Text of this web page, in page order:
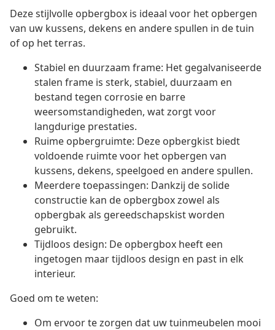
Deze stijlvolle opbergbox is ideaal voor het opbergen
van uw kussens, dekens en andere spullen in de tuin
of op het terras.
Stabiel en duurzaam frame: Het gegalvaniseerde
stalen frame is sterk, stabiel, duurzaam en
bestand tegen corrosie en barre
weersomstandigheden, wat zorgt voor
langdurige prestaties.
Ruime opbergruimte: Deze opbergkist biedt
voldoende ruimte voor het opbergen van
kussens, dekens, speelgoed en andere spullen.
Meerdere toepassingen: Dankzij de solide
constructie kan de opbergbox zowel als
opbergbak als gereedschapskist worden
gebruikt.
Tijdloos design: De opbergbox heeft een
ingetogen maar tijdloos design en past in elk
interieur.
Goed om te weten:
Om ervoor te zorgen dat uw tuinmeubelen mooi